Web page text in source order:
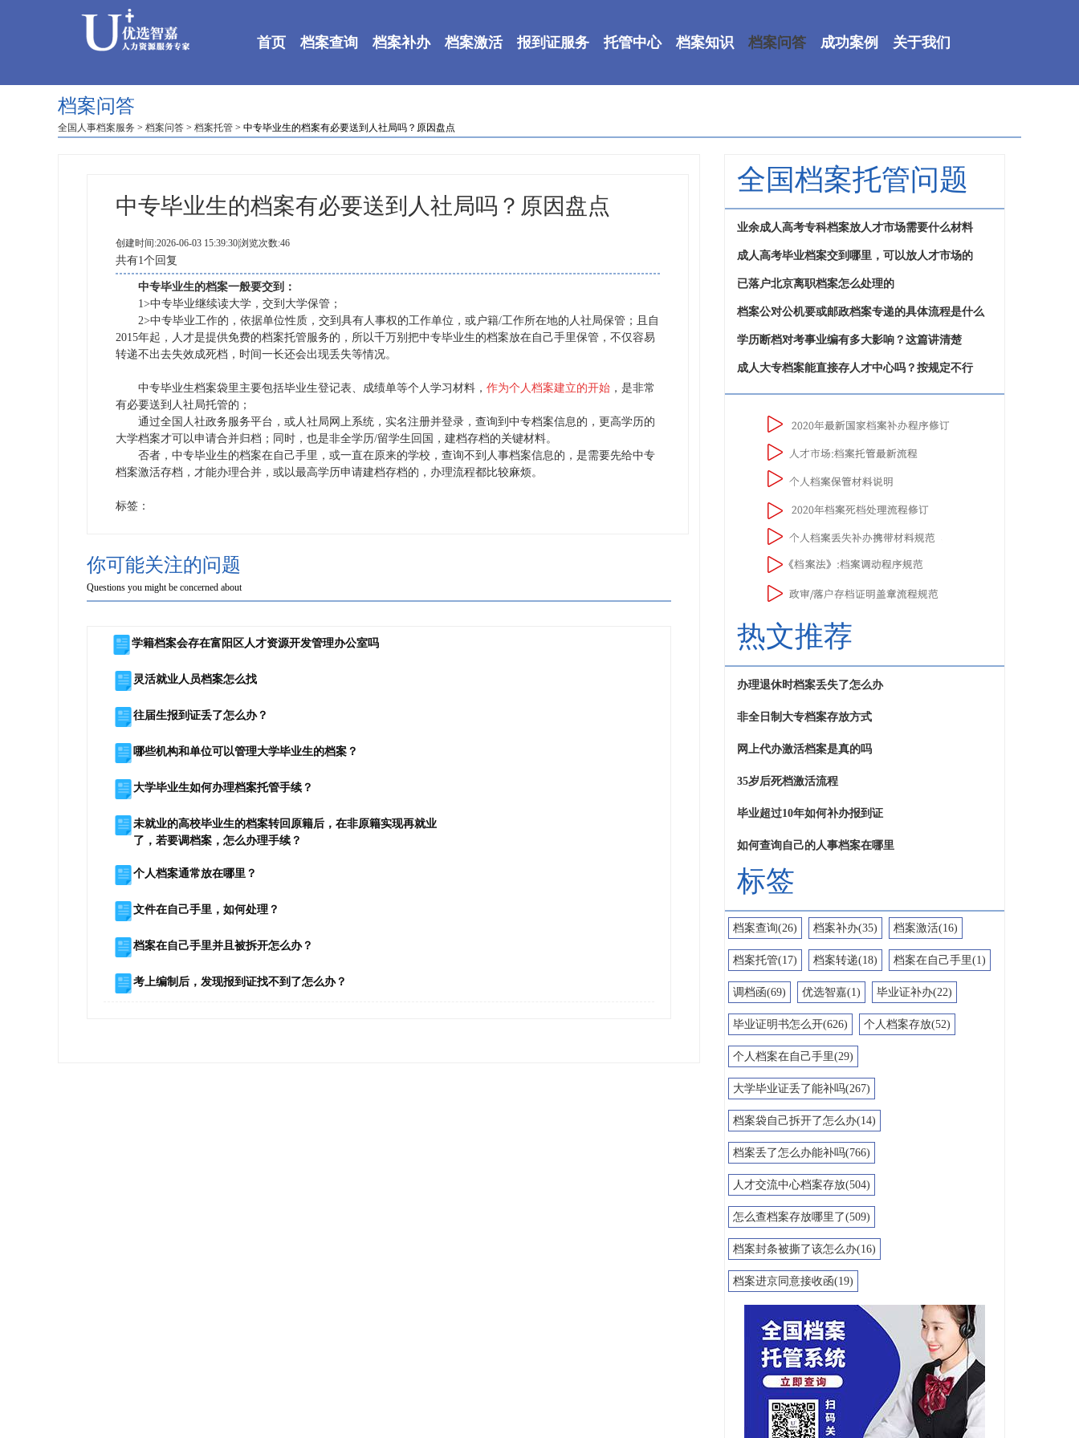
首页 档案查询 档案补办 档案激活 报到证服务 托管中心 档案知识 档案问答 成功案例 关于我们
档案问答
全国人事档案服务 > 档案问答 > 档案托管 > 中专毕业生的档案有必要送到人社局吗？原因盘点
中专毕业生的档案有必要送到人社局吗？原因盘点
创建时间:2026-06-03 15:39:30|浏览次数:46
共有1个回复
中专毕业生的档案一般要交到：
1>中专毕业继续读大学，交到大学保管；
2>中专毕业工作的，依据单位性质，交到具有人事权的工作单位，或户籍/工作所在地的人社局保管；且自
2015年起，人才是提供免费的档案托管服务的，所以千万别把中专毕业生的档案放在自己手里保管，不仅容易
转递不出去失效成死档，时间一长还会出现丢失等情况。
中专毕业生档案袋里主要包括毕业生登记表、成绩单等个人学习材料， 作为个人档案建立的开始 ，是非常
有必要送到人社局托管的；
通过全国人社政务服务平台，或人社局网上系统，实名注册并登录，查询到中专档案信息的，更高学历的
大学档案才可以申请合并归档；同时，也是非全学历/留学生回国，建档存档的关键材料。
否者，中专毕业生的档案在自己手里，或一直在原来的学校，查询不到人事档案信息的，是需要先给中专
档案激活存档，才能办理合并，或以最高学历申请建档存档的，办理流程都比较麻烦。
标签：
你可能关注的问题
Questions you might be concerned about
学籍档案会存在富阳区人才资源开发管理办公室吗
灵活就业人员档案怎么找
往届生报到证丢了怎么办？
哪些机构和单位可以管理大学毕业生的档案？
大学毕业生如何办理档案托管手续？
未就业的高校毕业生的档案转回原籍后，在非原籍实现再就业
了，若要调档案，怎么办理手续？
个人档案通常放在哪里？
文件在自己手里，如何处理？
档案在自己手里并且被拆开怎么办？
考上编制后，发现报到证找不到了怎么办？
全国档案托管问题
业余成人高考专科档案放人才市场需要什么材料
成人高考毕业档案交到哪里，可以放人才市场的
已落户北京离职档案怎么处理的
档案公对公机要或邮政档案专递的具体流程是什么
学历断档对考事业编有多大影响？这篇讲清楚
成人大专档案能直接存人才中心吗？按规定不行
热文推荐
办理退休时档案丢失了怎么办
非全日制大专档案存放方式
网上代办激活档案是真的吗
35岁后死档激活流程
毕业超过10年如何补办报到证
如何查询自己的人事档案在哪里
标签
档案查询(26) 档案补办(35) 档案激活(16)
档案托管(17) 档案转递(18) 档案在自己手里(1)
调档函(69) 优选智嘉(1) 毕业证补办(22)
毕业证明书怎么开(626) 个人档案存放(52)
个人档案在自己手里(29)
大学毕业证丢了能补吗(267)
档案袋自己拆开了怎么办(14)
档案丢了怎么办能补吗(766)
人才交流中心档案存放(504)
怎么查档案存放哪里了(509)
档案封条被撕了该怎么办(16)
档案进京同意接收函(19)